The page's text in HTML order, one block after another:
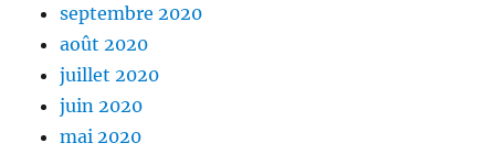
septembre 2020
août 2020
juillet 2020
juin 2020
mai 2020